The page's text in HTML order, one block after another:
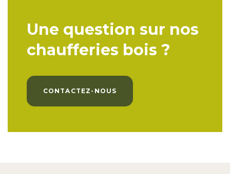
Une question sur nos
chaufferies bois ?
CONTACTEZ-NOUS